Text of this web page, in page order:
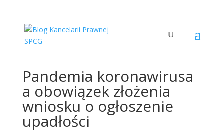
Pandemia koronawirusa
a obowiązek złożenia
wniosku o ogłoszenie
upadłości